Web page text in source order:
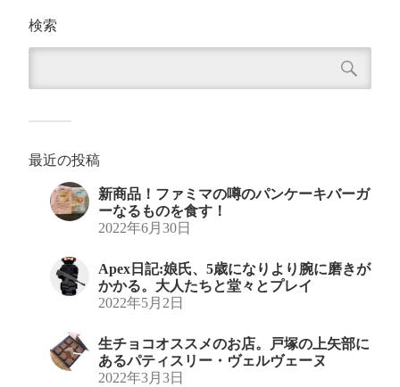
検索
最近の投稿
新商品！ファミマの噂のパンケーキバーガ
ーなるものを食す！
2022年6月30日
Apex日記:娘氏、5歳になりより腕に磨きが
かかる。大人たちと堂々とプレイ
2022年5月2日
生チョコオススメのお店。戸塚の上矢部に
あるパティスリー・ヴェルヴェーヌ
2022年3月3日